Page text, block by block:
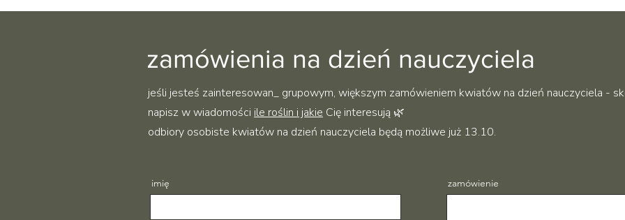
zamówienia na dzień nauczyciela
jeśli jesteś zainteresowan_ grupowym, większym zamówieniem kwiatów na dzień nauczyciela -
napisz w wiadomości ile roślin i jakie Cię interesują 🌿
odbiory osobiste kwiatów na dzień nauczyciela będą możliwe już 13.10.
imię zamówienie